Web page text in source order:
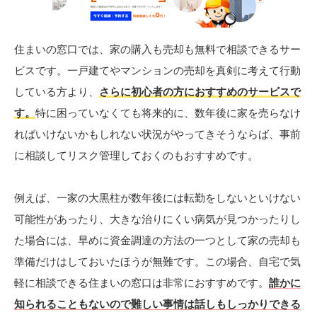
住まいの窓口では、家の購入も売却も無料で相談できるサー
ビスです。一戸建てやマンションの売却を真剣に考えて行動
している方より、
さらに初心者の方におすすめのサービスで
す。 特に困っていなくても将来的に、数年後に家を売らなけ
ればいけないかもしれない状況がやってきそうならば、事前
に相談してリスク管理しておくのもおすすめです。
例えば、一家の大黒柱が数年後には転勤をしないといけない
可能性があったり、大きな治りにくい病気が見つかったりし
た場合には、早めに資金調達の方法の一つとして家の売却も
準備だけはしておいたほうが無難です。この場合、自宅で気
軽に相談できる住まいの窓口は非常におすすめです。 誰かに
知られることもないので難しい事情は話しもしっかりできる